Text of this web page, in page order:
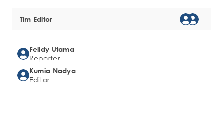
Tim Editor
Felldy Utama
Reporter
Kurnia Nadya
Editor